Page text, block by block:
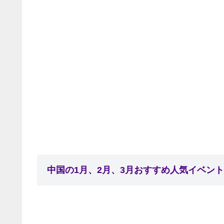
中国の1月、2月、3月おすすめ人気イベン